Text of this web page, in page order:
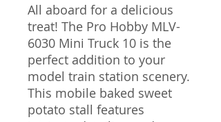
All aboard for a delicious
treat! The Pro Hobby MLV-
6030 Mini Truck 10 is the
perfect addition to your
model train station scenery.
This mobile baked sweet
potato stall features